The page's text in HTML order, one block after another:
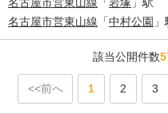
名古屋市営東山線 「中村公園
該当公開件数
<<前へ 1 2 3